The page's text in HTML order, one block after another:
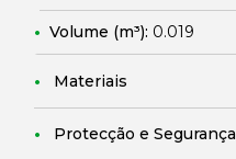
Volume (m³): 0.019
Materiais
Protecção e Segurança